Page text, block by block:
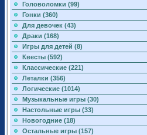
Головоломки (99)
Гонки (360)
Для девочек (43)
Драки (168)
Игры для детей (8)
Квесты (592)
Классические (221)
Леталки (356)
Логические (1014)
Музыкальные игры (30)
Настольные игры (33)
Новогодние (18)
Остальные игры (157)